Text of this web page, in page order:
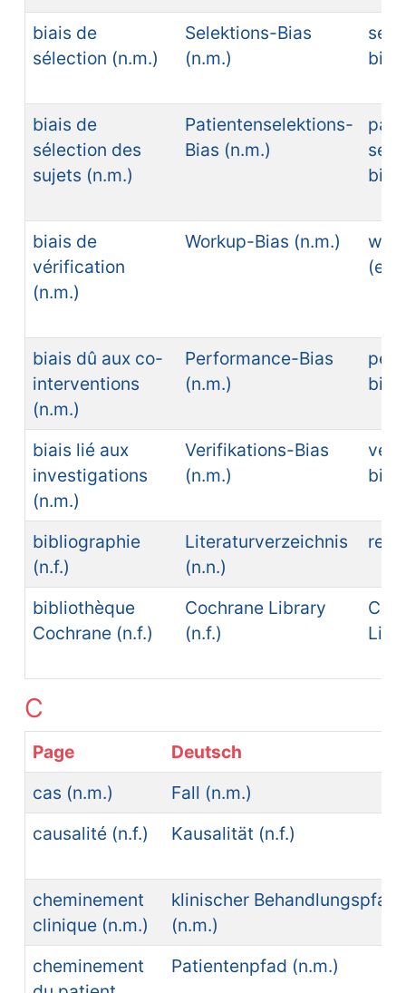
biais de
sélection (n.m.)
Selektions-Bias
(n.m.)
bias
biais de
sélection des
sujets (n.m.)
Patientenselektions-
Bias (n.m.)
bias
biais de
vérification
(n.m.)
Workup-Bias (n.m.)
(en)
biais dû aux co-
interventions
(n.m.)
Performance-Bias
(n.m.)
bias
biais lié aux
investigations
(n.m.)
Verifikations-Bias
(n.m.)
bias
bibliographie
(n.f.)
Literaturverzeichnis
(n.n.)
bibliothèque
Cochrane (n.f.)
Cochrane Library
(n.f.)
C
Page
Deutsch
cas (n.m.)
Fall (n.m.)
causalité (n.f.)
Kausalität (n.f.)
cheminement
clinique (n.m.)
klinischer Behandlungspfad
(n.m.)
cheminement
Patientenpfad (n.m.)